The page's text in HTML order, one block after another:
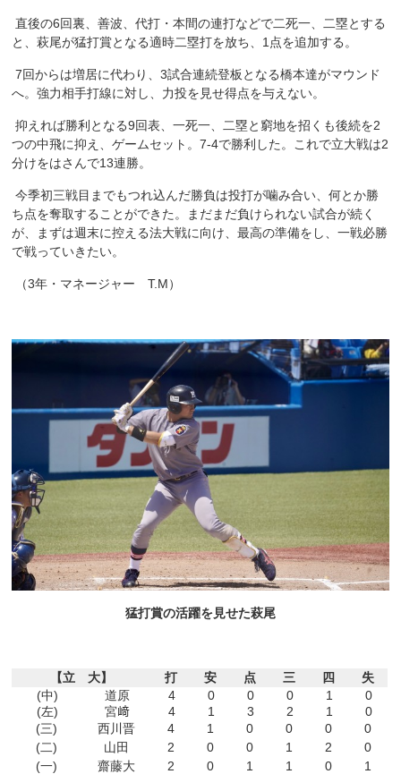
直後の6回裏、善波、代打・本間の連打などで二死一、二塁とする
と、萩尾が猛打賞となる適時二塁打を放ち、1点を追加する。
7回からは増居に代わり、3試合連続登板となる橋本達がマウンド
へ。強力相手打線に対し、力投を見せ得点を与えない。
抑えれば勝利となる9回表、一死一、二塁と窮地を招くも後続を2
つの中飛に抑え、ゲームセット。7-4で勝利した。これで立大戦は2
分けをはさんで13連勝。
今季初三戦目までもつれ込んだ勝負は投打が噛み合い、何とか勝
ち点を奪取することができた。まだまだ負けられない試合が続く
が、まずは週末に控える法大戦に向け、最高の準備をし、一戦必勝
で戦っていきたい。
（3年・マネージャー T.M）
猛打賞の活躍を見せた萩尾
【立 大】 打 安 点 三 四
失
(中)
道原 4 0 0 0 1
0
(左)
宮﨑 4 1 3 2 1
0
(三)
西川晋 4 1 0 0 0
0
(二)
山田 2 0 0 1 2
0
(一)
齋藤大 2 0 1 1 0 1